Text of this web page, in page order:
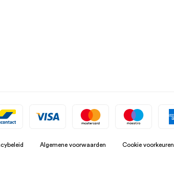
Algemene voorwaarden Cookie voorkeuren